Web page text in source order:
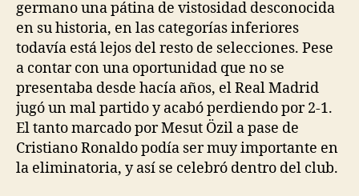
germano una pátina de vistosidad desconocida
en su historia, en las categorías inferiores
todavía está lejos del resto de selecciones. Pese
a contar con una oportunidad que no se
presentaba desde hacía años, el Real Madrid
jugó un mal partido y acabó perdiendo por 2-1.
El tanto marcado por Mesut Özil a pase de
Cristiano Ronaldo podía ser muy importante en
la eliminatoria, y así se celebró dentro del club.